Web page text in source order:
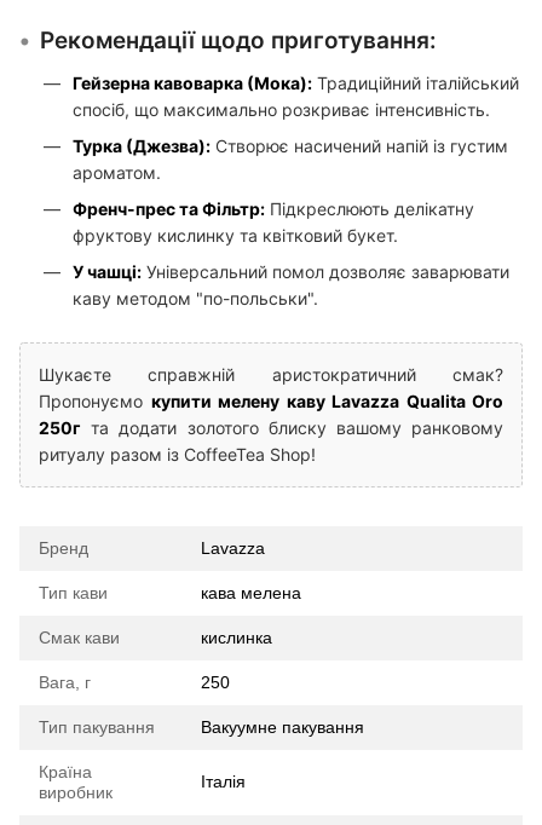
Рекомендації щодо приготування:
Гейзерна кавоварка (Мока): Традиційний італійський
спосіб, що максимально розкриває інтенсивність.
Турка (Джезва): Створює насичений напій із густим
ароматом.
Френч-прес та Фільтр: Підкреслюють делікатну
фруктову кислинку та квітковий букет.
У чашці: Універсальний помол дозволяє заварювати
каву методом "по-польськи".
Шукаєте справжній аристократичний смак?
Пропонуємо купити мелену каву Lavazza Qualita Oro
250г та додати золотого блиску вашому ранковому
ритуалу разом із CoffeeTea Shop!
Бренд Lavazza
Тип кави кава мелена
Смак кави кислинка
Вага, г 250
Тип пакування Вакуумне пакування
Країна
виробник
Італія